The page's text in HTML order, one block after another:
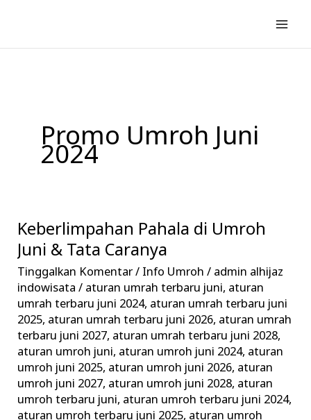
konten
Promo Umroh Juni
2024
Keberlimpahan Pahala di Umroh
Juni & Tata Caranya
Tinggalkan Komentar/ Info Umroh / admin alhijaz
indowisata/ aturan umrah terbaru juni, aturan
umrah terbaru juni 2024, aturan umrah terbaru juni
2025, aturan umrah terbaru juni 2026, aturan umrah
terbaru juni 2027, aturan umrah terbaru juni 2028,
aturan umroh juni, aturan umroh juni 2024, aturan
umroh juni 2025, aturan umroh juni 2026, aturan
umroh juni 2027, aturan umroh juni 2028, aturan
umroh terbaru juni, aturan umroh terbaru juni 2024,
aturan umroh terbaru juni 2025, aturan umroh
Keberlimpahan
Pahala
di
Umroh
Juni
&
Tata
Caranya